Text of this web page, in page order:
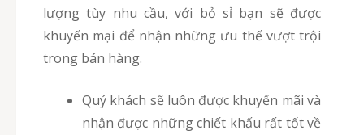
lượng tùy nhu cầu, với bỏ sỉ bạn sẽ được
khuyến mại để nhận những ưu thế vượt trội
trong bán hàng.
Quý khách sẽ luôn được khuyến mãi và
nhận được những chiết khấu rất tốt về